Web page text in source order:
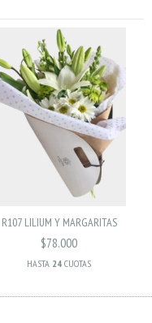
R107 LILIUM Y MARGARITAS
$78.000
HASTA 24 CUOTAS